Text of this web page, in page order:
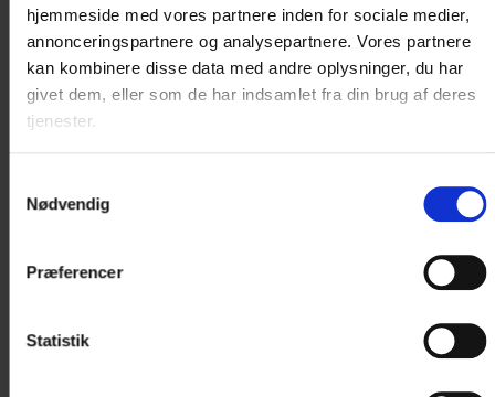
hjemmeside med vores partnere inden for sociale medier,
annonceringspartnere og analysepartnere. Vores partnere
kan kombinere disse data med andre oplysninger, du har
givet dem, eller som de har indsamlet fra din brug af deres
tjenester.
Nødvendig
Præferencer
Statistik
Fotograf: Jens Langkniv